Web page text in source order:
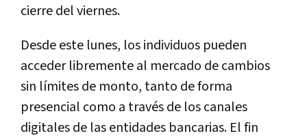
cierre del viernes.
Desde este lunes, los individuos pueden
acceder libremente al mercado de cambios
sin límites de monto, tanto de forma
presencial como a través de los canales
digitales de las entidades bancarias. El fin